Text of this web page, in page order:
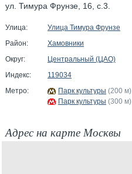
ул. Тимура Фрунзе, 16, с.3.
Улица:
Улица Тимура Фрунзе
Район:
Хамовники
Округ:
Центральный (ЦАО)
Индекс:
119034
Метро:
Парк культуры (200 м)
Парк культуры (300 м)
Адрес на карте Москвы